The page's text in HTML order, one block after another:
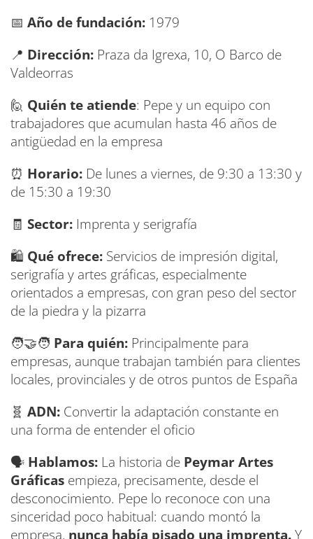
📅 Año de fundación: 1979
📍 Dirección: Praza da Igrexa, 10, O Barco de
Valdeorras
🙋 Quién te atiende: Pepe y un equipo con
trabajadores que acumulan hasta 46 años de
antigüedad en la empresa
⏰ Horario: De lunes a viernes, de 9:30 a 13:30 y
de 15:30 a 19:30
🧾 Sector: Imprenta y serigrafía
🛍️ Qué ofrece: Servicios de impresión digital,
serigrafía y artes gráficas, especialmente
orientados a empresas, con gran peso del sector
de la piedra y la pizarra
🧑‍🤝‍🧑 Para quién: Principalmente para
empresas, aunque trabajan también para clientes
locales, provinciales y de otros puntos de España
🧬 ADN: Convertir la adaptación constante en
una forma de entender el oficio
🗣️ Hablamos: La historia de Peymar Artes
Gráficas empieza, precisamente, desde el
desconocimiento. Pepe lo reconoce con una
sinceridad poco habitual: cuando montó la
empresa, nunca había pisado una imprenta.Y